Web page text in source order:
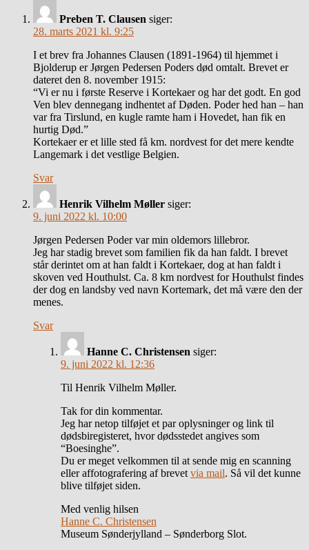
Preben T. Clausen siger:
28. marts 2021 kl. 9:25
I et brev fra Johannes Clausen (1891-1964) til hjemmet i
Bjolderup er Jørgen Pedersen Poders død omtalt. Brevet er
dateret den 8. november 1915:
“Vi er nu i første Reserve i Kortekaer og har det godt. En god
Ven blev dennegang indhentet af Døden. Poder hed han – han
var fra Tirslund, en kugle ramte ham i Hovedet, han fik en
hurtig Død.”
Kortekaer er et lille sted få km. nordvest for det mere kendte
Langemark i det vestlige Belgien.
Svar
Henrik Vilhelm Møller siger:
9. juni 2022 kl. 10:00
Jørgen Pedersen Poder var min oldemors lillebror.
Jeg har stadig brevet som familien fik da han faldt. I brevet
står derintet om at han faldt i Kortekaer, dog at han faldt i
skoven ved Houthulst. Ca. 8 km nordvest for Houthulst findes
der dog en landsby ved navn Kortemark, det må være den der
menes.
Svar
Hanne C. Christensen siger:
9. juni 2022 kl. 12:36
Til Henrik Vilhelm Møller.
Tak for din kommentar.
Jeg har netop tilføjet et par oplysninger og link til
dødsbiregisteret, hvor dødsstedet angives som
“Boesinghe”.
Du er meget velkommen til at sende mig en scanning
eller affotografering af brevet via mail. Så vil det kunne
blive tilføjet siden.
Med venlig hilsen
Hanne C. Christensen
Museum Sønderjylland – Sønderborg Slot.